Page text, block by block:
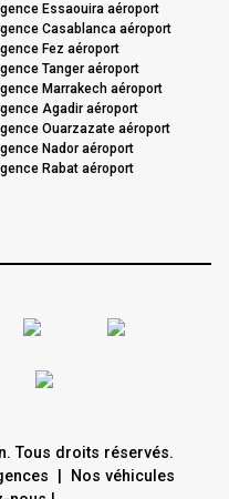
Essaouira aéroport
Casablanca aéroport
Fez aéroport
Tanger aéroport
Marrakech aéroport
Agadir aéroport
Ouarzazate aéroport
Nador aéroport
Rabat aéroport
Tous droits réservés.
Nos véhicules